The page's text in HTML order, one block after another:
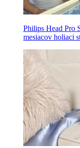
Philips Head Pro
mesiacov holiaci